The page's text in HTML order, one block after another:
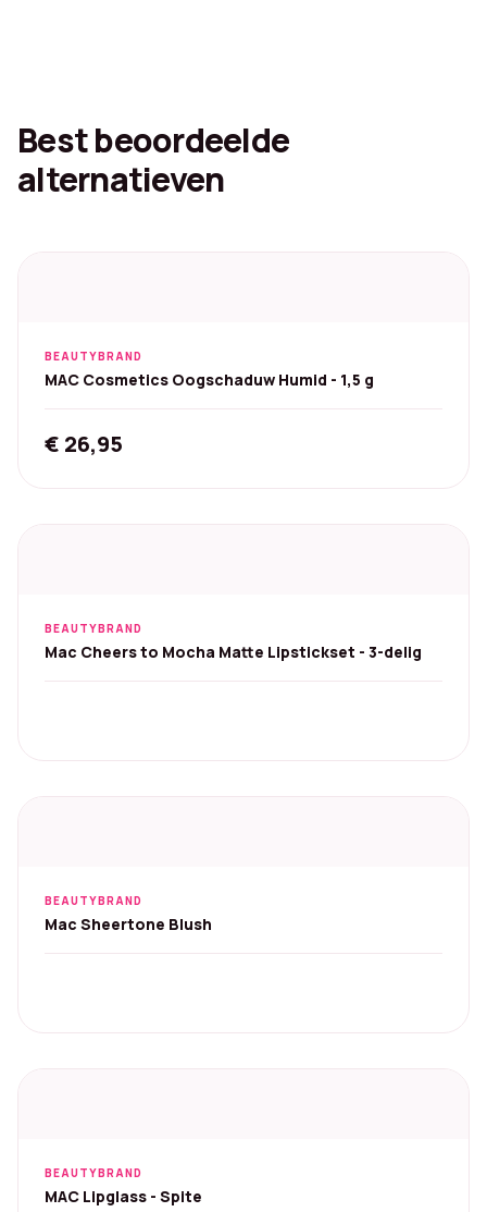
Best beoordeelde
alternatieven
BEAUTYBRAND
MAC Cosmetics Oogschaduw Humid - 1,5 g
€ 26,95
BEAUTYBRAND
Mac Cheers to Mocha Matte Lipstickset - 3-delig
BEAUTYBRAND
Mac Sheertone Blush
BEAUTYBRAND
MAC Lipglass - Spite